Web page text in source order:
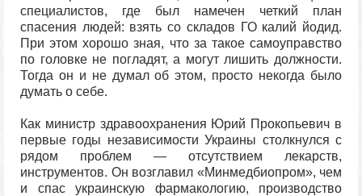
специалистов, где был намечен четкий план
спасения людей: взять со складов ГО калий йодид.
При этом хорошо зная, что за такое самоуправство
по головке не погладят, а могут лишить должности.
Тогда он и не думал об этом, просто некогда было
думать о себе.
Как министр здравоохранения Юрий Прокопьевич в
первые годы независимости Украины столкнулся с
рядом проблем — отсутствием лекарств,
инструментов. Он возглавил «Минмедбиопром», чем
и спас украинскую фармакологию, производство